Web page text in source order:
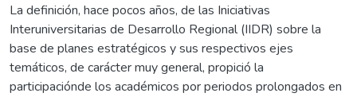
La definición, hace pocos años, de las Iniciativas
Interuniversitarias de Desarrollo Regional (IIDR) sobre la
base de planes estratégicos y sus respectivos ejes
temáticos, de carácter muy general, propició la
participaciónde los académicos por periodos prolongados en